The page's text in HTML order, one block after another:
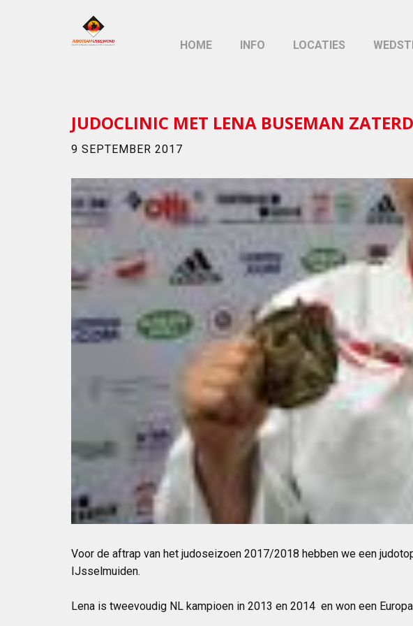
HOME INFO LOCATIES
JUDOCLINIC MET LENA BUSEMAN
9 SEPTEMBER 2017
Voor de aftrap van het judoseizoen 2017/2018 hebben we een
IJsselmuiden.
Lena is tweevoudig NL kampioen in 2013 en 2014 en won een